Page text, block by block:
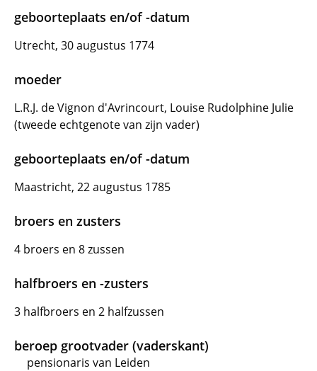
geboorteplaats en/of -datum
Utrecht, 30 augustus 1774
moeder
L.R.J. de Vignon d'Avrincourt, Louise Rudolphine Julie
(tweede echtgenote van zijn vader)
geboorteplaats en/of -datum
Maastricht, 22 augustus 1785
broers en zusters
4 broers en 8 zussen
halfbroers en -zusters
3 halfbroers en 2 halfzussen
beroep grootvader (vaderskant)
pensionaris van Leiden